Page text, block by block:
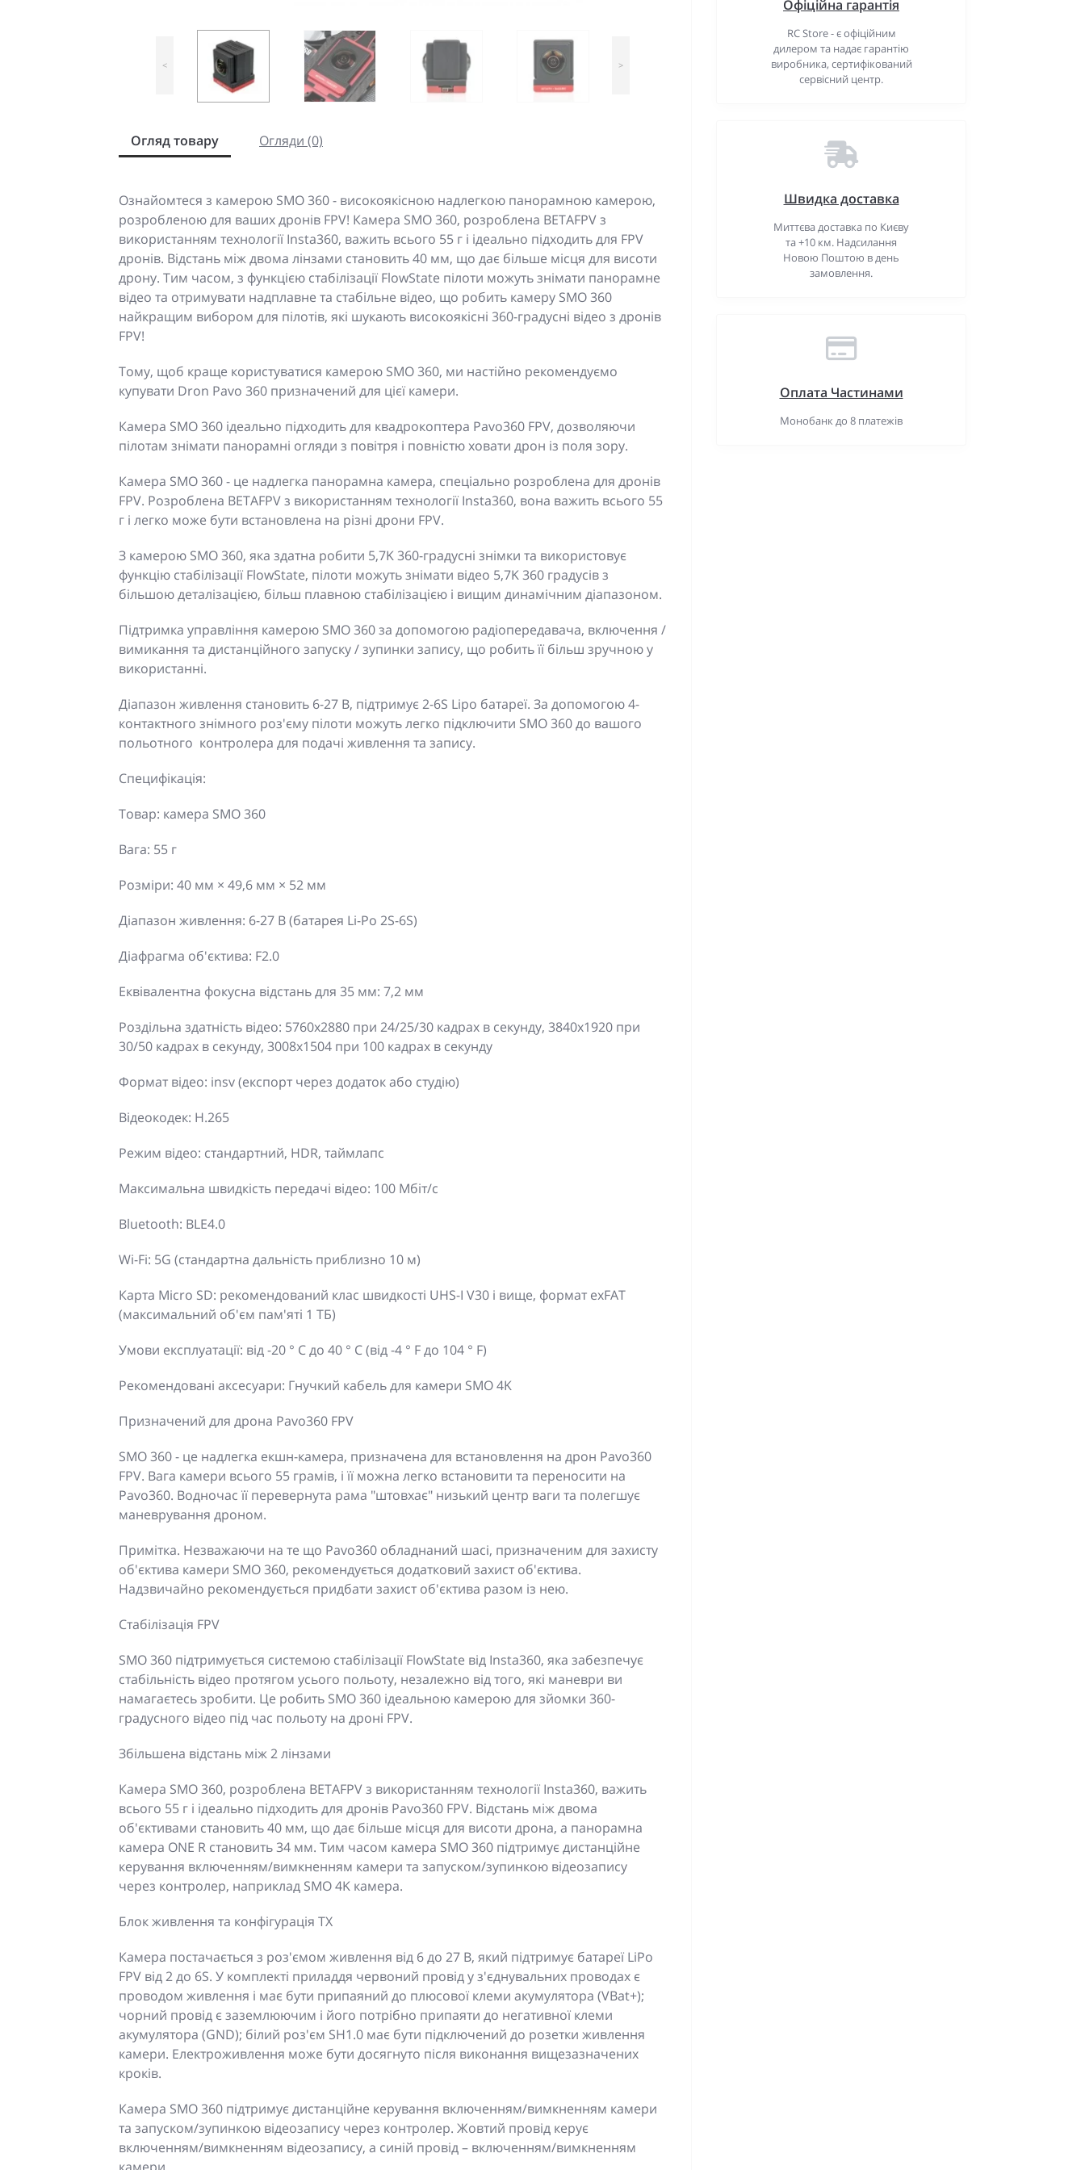
< >
Огляд товару Огляди (0)
Ознайомтеся з камерою SMO 360 - високоякісною надлегкою панорамною камерою,
розробленою для ваших дронів FPV! Камера SMO 360, розроблена BETAFPV з
використанням технології Insta360, важить всього 55 г і ідеально підходить для FPV
дронів. Відстань між двома лінзами становить 40 мм, що дає більше місця для висоти
дрону. Тим часом, з функцією стабілізації FlowState пілоти можуть знімати панорамне
відео та отримувати надплавне та стабільне відео, що робить камеру SMO 360
найкращим вибором для пілотів, які шукають високоякісні 360-градусні відео з дронів
FPV!
Тому, щоб краще користуватися камерою SMO 360, ми настійно рекомендуємо
купувати Dron Pavo 360 призначений для цієї камери.
Камера SMO 360 ідеально підходить для квадрокоптера Pavo360 FPV, дозволяючи
пілотам знімати панорамні огляди з повітря і повністю ховати дрон із поля зору.
Камера SMO 360 - це надлегка панорамна камера, спеціально розроблена для дронів
FPV. Розроблена BETAFPV з використанням технології Insta360, вона важить всього 55
г і легко може бути встановлена на різні дрони FPV.
З камерою SMO 360, яка здатна робити 5,7K 360-градусні знімки та використовує
функцію стабілізації FlowState, пілоти можуть знімати відео 5,7K 360 градусів з
більшою деталізацією, більш плавною стабілізацією і вищим динамічним діапазоном.
Підтримка управління камерою SMO 360 за допомогою радіопередавача, включення /
вимикання та дистанційного запуску / зупинки запису, що робить її більш зручною у
використанні.
Діапазон живлення становить 6-27 В, підтримує 2-6S Lipo батареї. За допомогою 4-
контактного знімного роз'єму пілоти можуть легко підключити SMO 360 до вашого
польотного контролера для подачі живлення та запису.
Специфікація:
Товар: камера SMO 360
Вага: 55 г
Розміри: 40 мм × 49,6 мм × 52 мм
Діапазон живлення: 6-27 В (батарея Li-Po 2S-6S)
Діафрагма об'єктива: F2.0
Еквівалентна фокусна відстань для 35 мм: 7,2 мм
Роздільна здатність відео: 5760x2880 при 24/25/30 кадрах в секунду, 3840x1920 при
30/50 кадрах в секунду, 3008x1504 при 100 кадрах в секунду
Формат відео: insv (експорт через додаток або студію)
Відеокодек: H.265
Режим відео: стандартний, HDR, таймлапс
Максимальна швидкість передачі відео: 100 Мбіт/с
Bluetooth: BLE4.0
Wi-Fi: 5G (стандартна дальність приблизно 10 м)
Карта Micro SD: рекомендований клас швидкості UHS-I V30 і вище, формат exFAT
(максимальний об'єм пам'яті 1 ТБ)
Умови експлуатації: від -20 ° C до 40 ° C (від -4 ° F до 104 ° F)
Рекомендовані аксесуари: Гнучкий кабель для камери SMO 4K
Призначений для дрона Pavo360 FPV
SMO 360 - це надлегка екшн-камера, призначена для встановлення на дрон Pavo360
FPV. Вага камери всього 55 грамів, і її можна легко встановити та переносити на
Pavo360. Водночас її перевернута рама "штовхає" низький центр ваги та полегшує
маневрування дроном.
Примітка. Незважаючи на те що Pavo360 обладнаний шасі, призначеним для захисту
об'єктива камери SMO 360, рекомендується додатковий захист об'єктива.
Надзвичайно рекомендується придбати захист об'єктива разом із нею.
Стабілізація FPV
SMO 360 підтримується системою стабілізації FlowState від Insta360, яка забезпечує
стабільність відео протягом усього польоту, незалежно від того, які маневри ви
намагаєтесь зробити. Це робить SMO 360 ідеальною камерою для зйомки 360-
градусного відео під час польоту на дроні FPV.
Збільшена відстань між 2 лінзами
Камера SMO 360, розроблена BETAFPV з використанням технології Insta360, важить
всього 55 г і ідеально підходить для дронів Pavo360 FPV. Відстань між двома
об'єктивами становить 40 мм, що дає більше місця для висоти дрона, а панорамна
камера ONE R становить 34 мм. Тим часом камера SMO 360 підтримує дистанційне
керування включенням/вимкненням камери та запуском/зупинкою відеозапису
через контролер, наприклад SMO 4K камера.
Блок живлення та конфігурація TX
Камера постачається з роз'ємом живлення від 6 до 27 В, який підтримує батареї LiPo
FPV від 2 до 6S. У комплекті приладдя червоний провід у з'єднувальних проводах є
проводом живлення і має бути припаяний до плюсової клеми акумулятора (VBat+);
чорний провід є заземлюючим і його потрібно припаяти до негативної клеми
акумулятора (GND); білий роз'єм SH1.0 має бути підключений до розетки живлення
камери. Електроживлення може бути досягнуто після виконання вищезазначених
кроків.
Камера SMO 360 підтримує дистанційне керування включенням/вимкненням камери
та запуском/зупинкою відеозапису через контролер. Жовтий провід керує
включенням/вимкненням відеозапису, а синій провід – включенням/вимкненням
Офіційна гарантія
RC Store - є офіційним
дилером та надає гарантію
виробника, сертифікований
сервісний центр.
Швидка доставка
Миттєва доставка по Києву
та +10 км. Надсилання
Новою Поштою в день
замовлення.
Оплата Частинами
Монобанк до 8 платежів